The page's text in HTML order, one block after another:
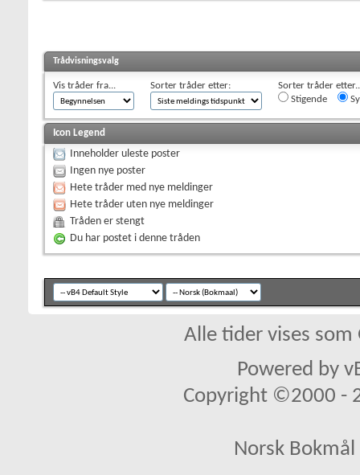
Trådvisningsvalg
Vis tråder fra... Sorter tråder etter:
Sorter tråder
Stigende
Icon Legend
Inneholder uleste poster
Ingen nye poster
Hete tråder med nye meldinger
Hete tråder uten nye meldinger
Tråden er stengt
Du har postet i denne tråden
Alle tider vises som
Powered by
Copyright ©2000 -
Norsk